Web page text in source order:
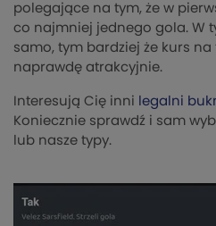
polegające na tym, że w
co najmniej jednego gola. W
samo, tym bardziej że kurs
naprawdę atrakcyjnie.
Interesują Cię inni legalni
Koniecznie sprawdź i sam
lub nasze typy.